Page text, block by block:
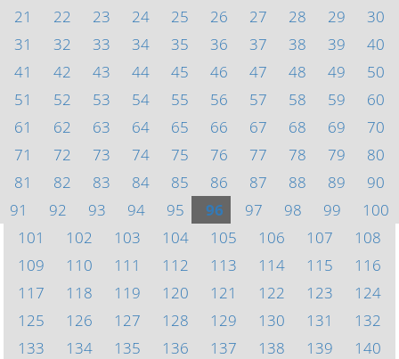
21
22 23 24 25 26 27 28 29
30
31
32 33 34 35 36 37 38 39
40
41
42 43 44 45 46 47 48 49
50
51
52 53 54 55 56 57 58 59
60
61
62 63 64 65 66 67 68 69
70
71
72 73 74 75 76 77 78 79
80
81
82 83 84 85 86 87 88 89
90
91
92 93 94 95 96 97 98 99
100
101
102 103 104 105 106 107
108
109
110 111 112 113 114 115
116
117
118 119 120 121 122 123
124
125
126 127 128 129 130 131
132
133
134 135 136 137 138 139
140